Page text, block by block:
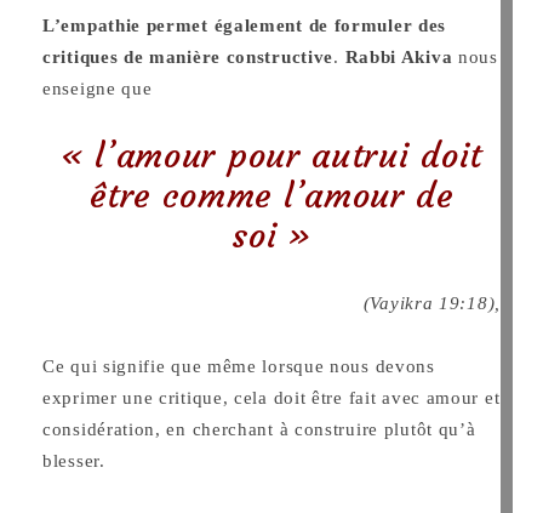
L’empathie permet également de formuler des
critiques de manière constructive. Rabbi Akiva nous
enseigne que
« l’amour pour autrui doit
être comme l’amour de
soi »
(Vayikra 19:18),
Ce qui signifie que même lorsque nous devons
exprimer une critique, cela doit être fait avec amour et
considération, en cherchant à construire plutôt qu’à
blesser.